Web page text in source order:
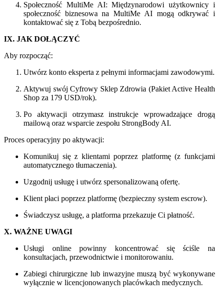
Społeczność MultiMe AI: Międzynarodowi użytkownicy i
społeczność biznesowa na MultiMe AI mogą odkrywać i
kontaktować się z Tobą bezpośrednio.
IX. JAK DOŁĄCZYĆ
Aby rozpocząć:
Utwórz konto eksperta z pełnymi informacjami zawodowymi.
Aktywuj swój Cyfrowy Sklep Zdrowia (Pakiet Active Health
Shop za 179 USD/rok).
Po aktywacji otrzymasz instrukcje wprowadzające drogą
mailową oraz wsparcie zespołu StrongBody AI.
Proces operacyjny po aktywacji:
Komunikuj się z klientami poprzez platformę (z funkcjami
automatycznego tłumaczenia).
Uzgodnij usługę i utwórz spersonalizowaną ofertę.
Klient płaci poprzez platformę (bezpieczny system escrow).
Świadczysz usługę, a platforma przekazuje Ci płatność.
X. WAŻNE UWAGI
Usługi online powinny koncentrować się ściśle na
konsultacjach, przewodnictwie i monitorowaniu.
Zabiegi chirurgiczne lub inwazyjne muszą być wykonywane
wyłącznie w licencjonowanych placówkach medycznych.